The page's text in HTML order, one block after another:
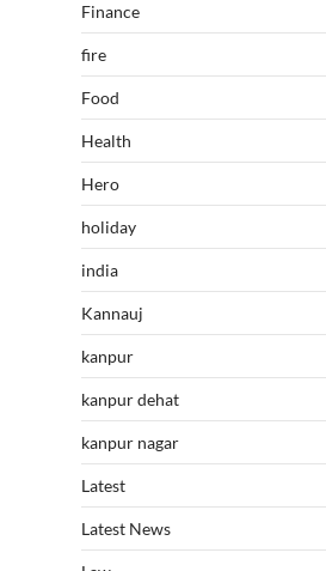
Finance
fire
Food
Health
Hero
holiday
india
Kannauj
kanpur
kanpur dehat
kanpur nagar
Latest
Latest News